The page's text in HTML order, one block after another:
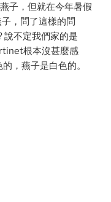
子，但就在今年暑假
，問了這樣的問
不定我們家的是
根本沒甚麼感
，燕子是白色的。